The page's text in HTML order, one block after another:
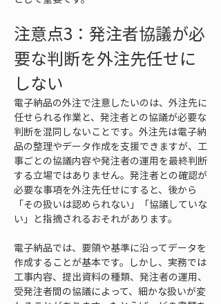
注意点3：発注者協議が必
要な判断を外注先任せに
しない
電子納品の外注で注意したいのは、外注先に
任せられる作業と、発注者との協議が必要な
判断を混同しないことです。外注先は電子納
品の整理やデータ作成を支援できますが、工
事ごとの協議内容や発注者の運用を最終判断
する立場ではありません。発注者との確認が
必要な事項を外注先任せにすると、後から
「その扱いは認められない」「協議していな
い」と指摘されるおそれがあります。
電子納品では、要領や基準に沿ってデータを
作成することが基本です。しかし、実務では
工事内容、提出資料の種類、発注者の運用、
受発注者間の協議によって、細かな扱いが変